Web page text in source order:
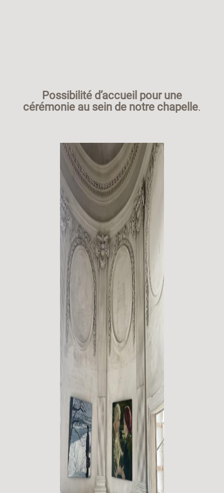
Possibilité d’accueil pour une
cérémonie au sein de notre chapelle.